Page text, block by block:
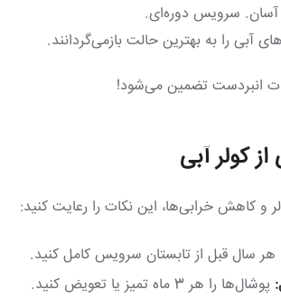
آسان. سرویس دوره‌ای.
آبی را به بهترین حالت بازمی‌گردانند.
انبردست تضمین می‌شود!
کولر آبی
و کاهش خرابی‌ها، این نکات را رعایت کنید:
هر سال قبل از تابستان سرویس کامل کنید.
پوشال‌ها را هر 3 ماه تمیز یا تعویض کنید.